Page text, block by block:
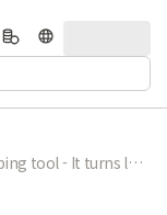
OpusClip is the world's #1 AI video clipping tool - It turns long videos into social-ready clips, in one click. Trusted by over 10 million creators, marketers, businesses, and top media companies. Here on this channel you'll learn all about how to improve your video content, master the art of creating viral Shorts, TikTok videos, and Reels, and how Want to find out more about all the new tools were building as we continue to lead the cutting edge of generative AI video tools? Stop by here regularly for updates to learn how, or... 👉 Join Our Discord: https://discord.gg/z95YtZcUmQ